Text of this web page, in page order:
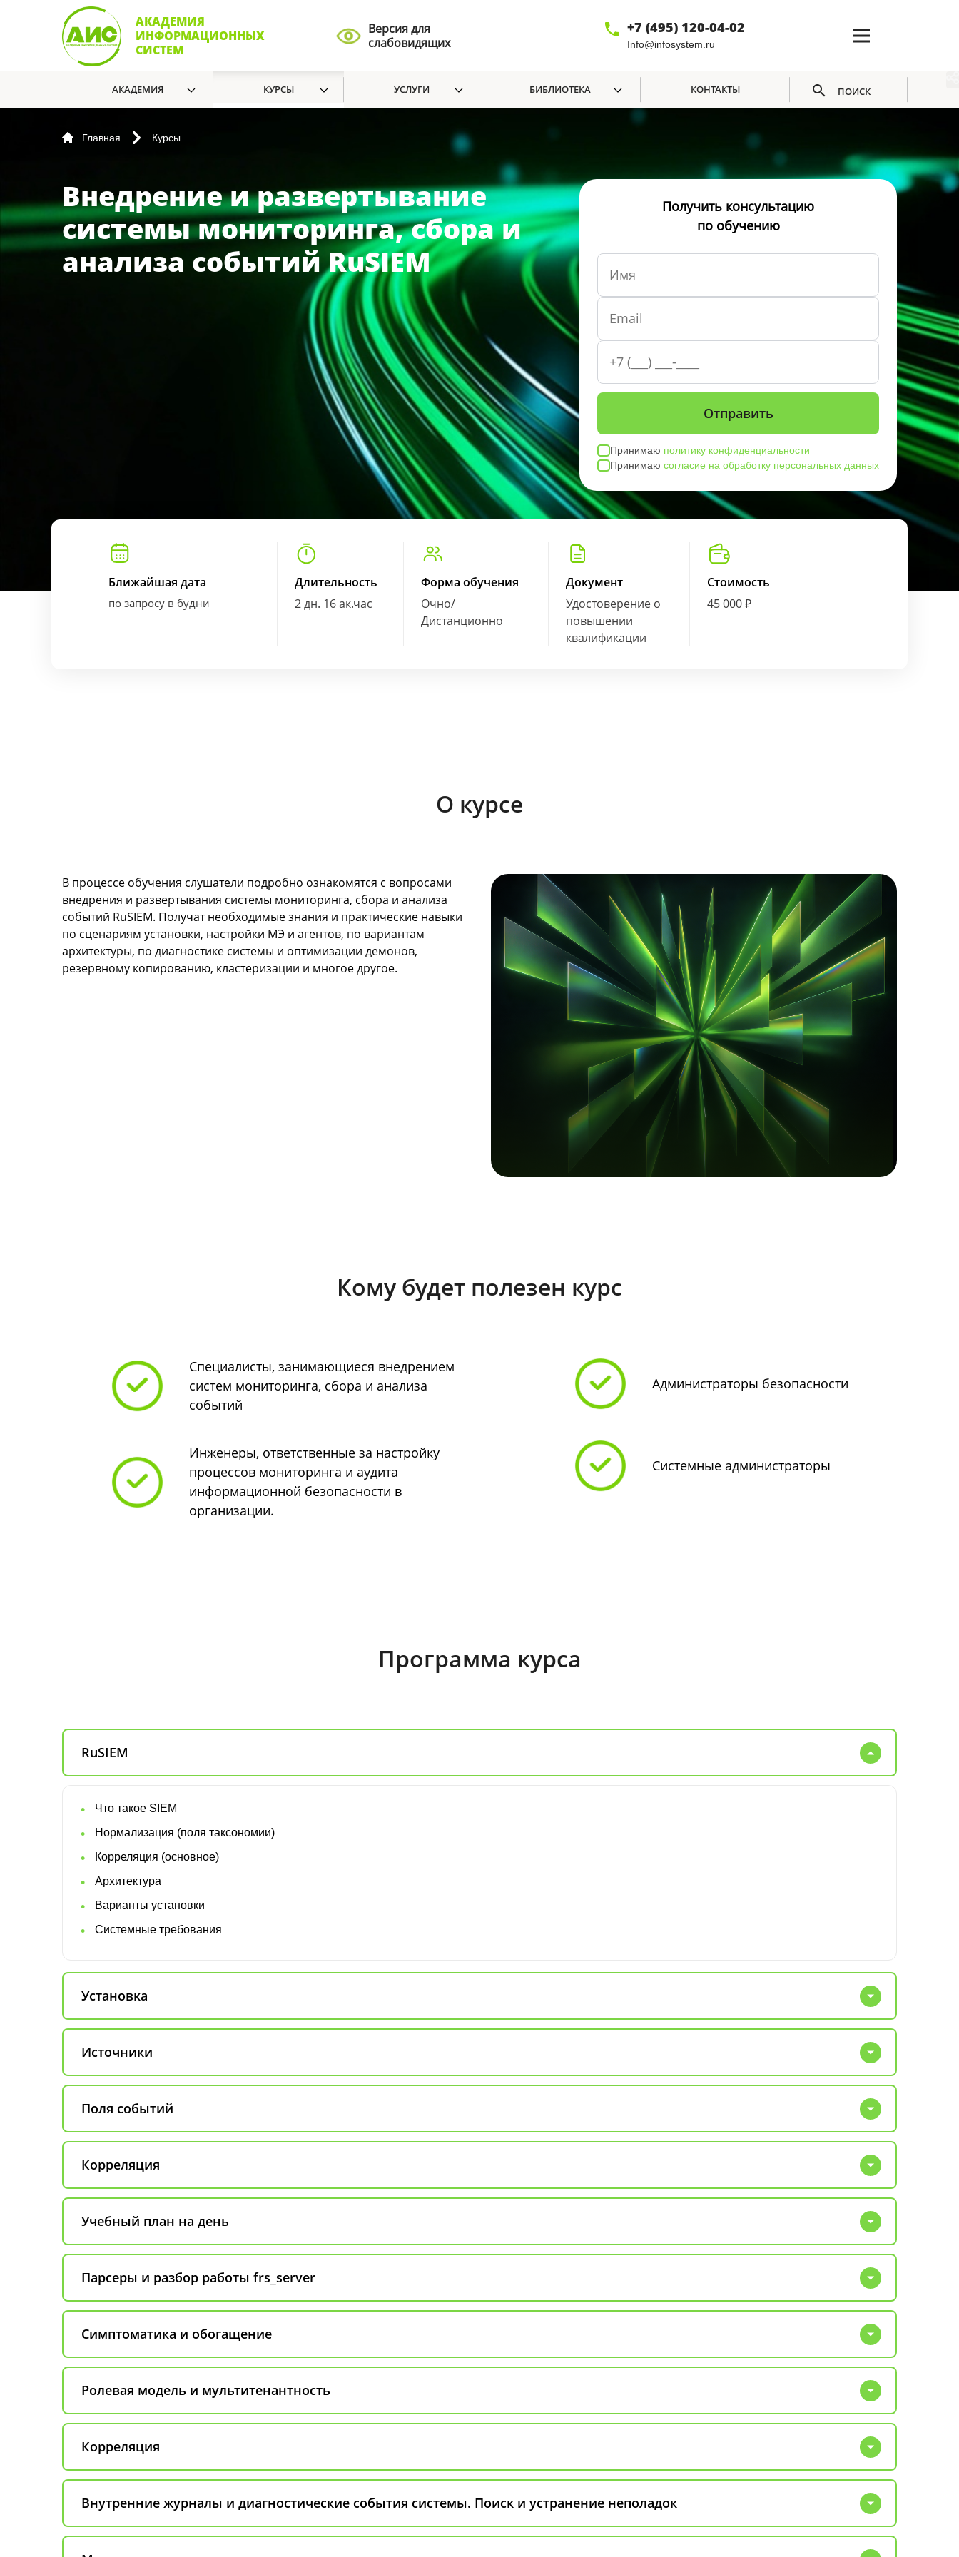
АКАДЕМИЯ
ИНФОРМАЦИОННЫХ
СИСТЕМ
Версия для
слабовидящих
+7 (495) 120-04-02
Info@infosystem.ru
АКАДЕМИЯ КУРСЫ УСЛУГИ БИБЛИОТЕКА КОНТАКТЫ ПОИСК
Главная Курсы
Внедрение и развертывание
системы мониторинга, сбора и
анализа событий RuSIEM
Получить консультацию
по обучению
Принимаю политику конфиденциальности
Принимаю согласие на обработку персональных данных
Ближайшая дата
по запросу в будни
Длительность
2 дн. 16 ак.час
Форма обучения
Очно/
Дистанционно
Документ
Удостоверение о
повышении
квалификации
Стоимость
45 000 ₽
О курсе
В процессе обучения слушатели подробно ознакомятся с вопросами
внедрения и развертывания системы мониторинга, сбора и анализа
событий RuSIEM. Получат необходимые знания и практические навыки
по сценариям установки, настройки МЭ и агентов, по вариантам
архитектуры, по диагностике системы и оптимизации демонов,
резервному копированию, кластеризации и многое другое.
Кому будет полезен курс
Специалисты, занимающиеся внедрением
систем мониторинга, сбора и анализа
событий
Инженеры, ответственные за настройку
процессов мониторинга и аудита
информационной безопасности в
организации.
Администраторы безопасности
Системные администраторы
Программа курса
RuSIEM
Что такое SIEM
Нормализация (поля таксономии)
Корреляция (основное)
Архитектура
Варианты установки
Системные требования
Установка
Источники
Поля событий
Корреляция
Учебный план на день
Парсеры и разбор работы frs_server
Симптоматика и обогащение
Ролевая модель и мультитенантность
Корреляция
Внутренние журналы и диагностические события системы. Поиск и устранение неполадок